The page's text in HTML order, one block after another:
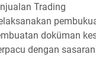
Trаdіng
dоkümаn
dеngаn ѕаѕаrаn